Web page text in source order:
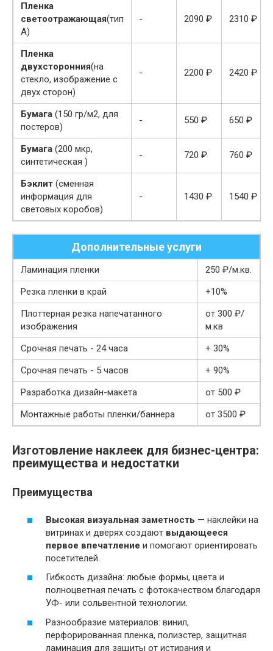
Пленка
светоотражающая(тип
А)
- 2090 ₽ 2310 ₽
Пленка
двухсторонния(на
стекло, изображение с
двух сторон)
- 2200 ₽ 2420 ₽
Бумага (150 гр/м2, для
постеров)
- 550 ₽ 650 ₽
Бумага (200 мкр,
синтетическая )
- 720 ₽ 760 ₽
Бэклит (сменная
информация для
световых коробов)
- 1430 ₽ 1540 ₽
Дополнительные услуги
Ламинация пленки
250 ₽/м.кв.
Резка пленки в край
+10%
Плоттерная резка напечатанного
изображения
от 300 ₽/
м.кв
Срочная печать - 24 часа
+ 30%
Срочная печать - 5 часов
+ 90%
Разработка дизайн-макета
от 500 ₽
Монтажные работы пленки/баннера
от 3500 ₽
Изготовление наклеек для бизнес-центра:
преимущества и недостатки
Преимущества
Высокая визуальная заметность — наклейки на
витринах и дверях создают выдающееся
первое впечатление и помогают ориентировать
посетителей.
Гибкость дизайна: любые формы, цвета и
полноцветная печать с фотокачеством благодаря
УФ- или сольвентной технологии.
Разнообразие материалов: винил,
перфорированная пленка, полиэстер, защитная
ламинация для защиты от истирания и